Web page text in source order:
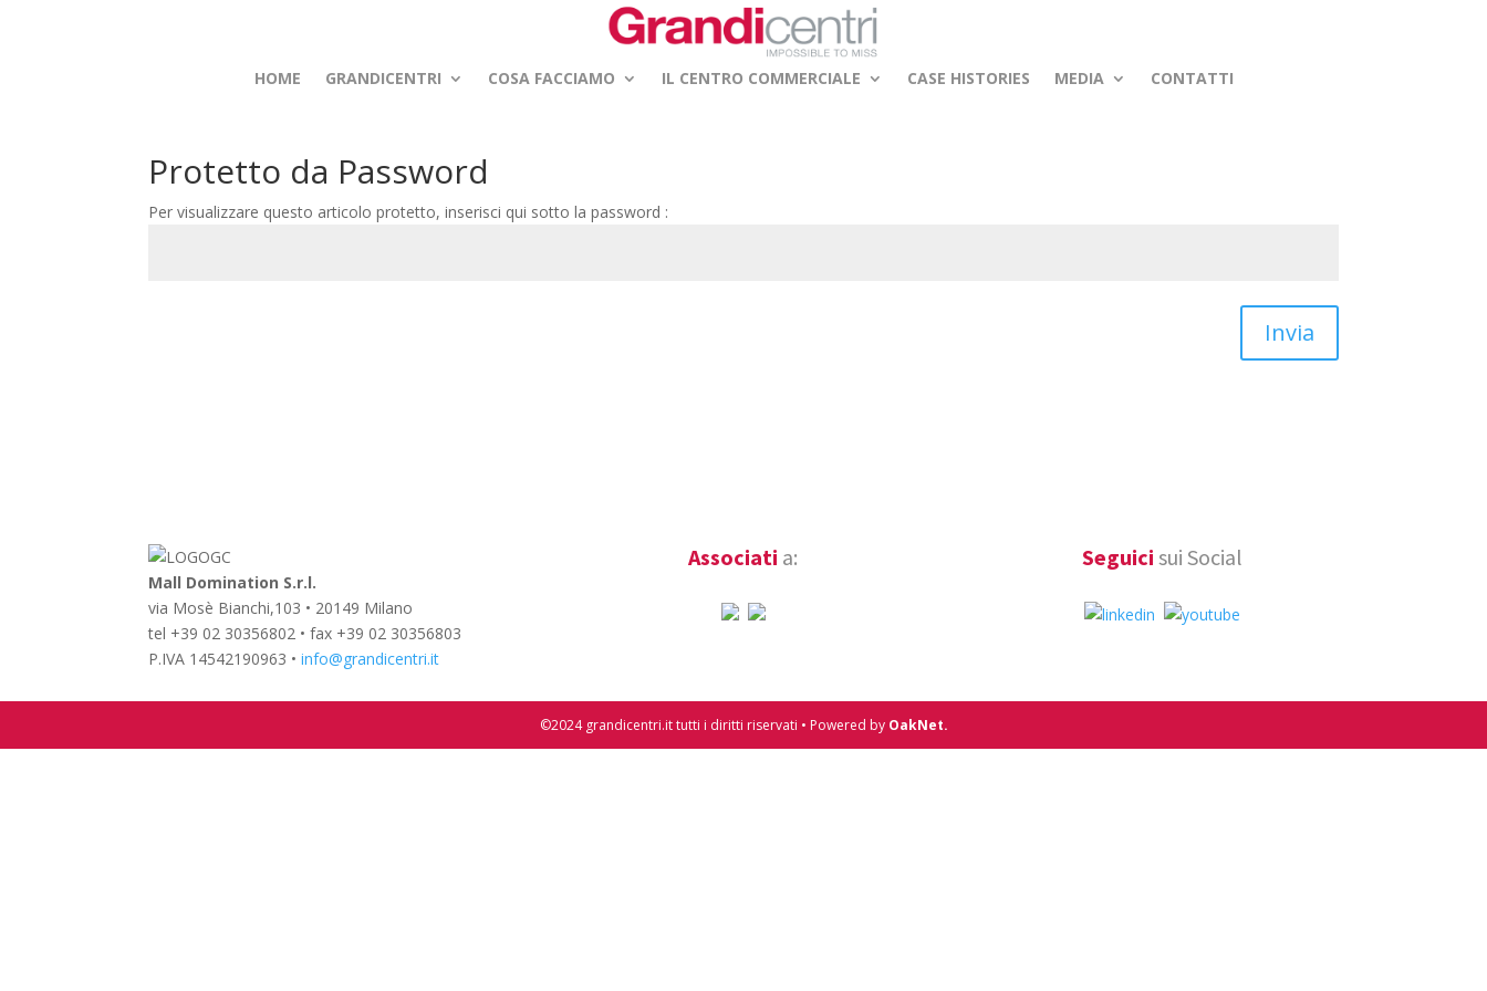
HOME GRANDICENTRI COSA FACCIAMO IL CENTRO COMMERCIALE CASE HISTORIES MEDIA CONTATTI
Protetto da Password
Per visualizzare questo articolo protetto, inserisci qui sotto la password :
Invia
Mall Domination S.r.l.
via Mosè Bianchi,103 • 20149 Milano
tel +39 02 30356802 • fax +39 02 30356803
P.IVA 14542190963 •info@grandicentri.it
Associati a: Seguici sui Social
©2024 grandicentri.it tutti i diritti riservati • Powered by OakNet.